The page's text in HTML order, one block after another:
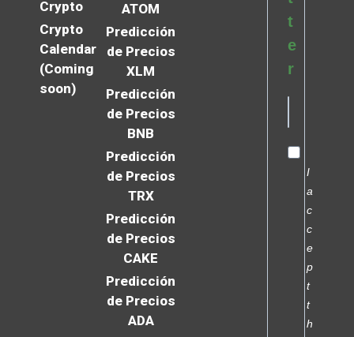
Crypto
Crypto
Calendar
(Coming
soon)
ATOM
Predicción
de Precios
XLM
Predicción
de Precios
BNB
Predicción
de Precios
TRX
Predicción
de Precios
CAKE
Predicción
de Precios
ADA
t
e
r
I
a
c
c
e
p
t
t
h